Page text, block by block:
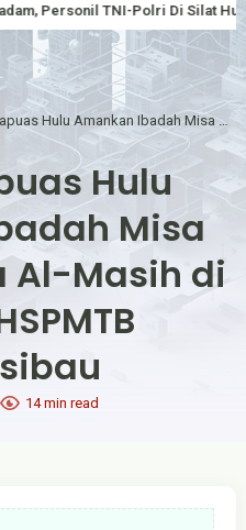
Di Silat Hulu Cek Titik Hotspot
Polres Kapuas Hulu Amankan Ibadah Misa Kenaikan Isa Al-Masih di Gereja HSPMTB Putussibau
Hulu
Misa
Al-Masih di
14 min read